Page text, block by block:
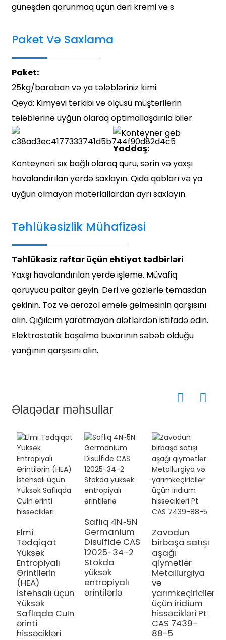
günəşdən qorunmaq üçün dəri kremi və s
Paket Və Saxlama
Paket:
25kg/baraban və ya tələbləriniz kimi.
Qeyd: Kimyəvi tərkibi və ölçüsü müştərilərin
tələblərinə uyğun olaraq optimallaşdırıla bilər
Yaddaş:
Konteyneri sıx bağlı olaraq quru, sərin və yaxşı
havalandırılan yerdə saxlayın. Qida qabları və ya
uyğun olmayan materiallardan ayrı saxlayın.
Təhlükəsizlik Mühafizəsi
Təhlükəsiz rəftar üçün ehtiyat tədbirləri
Yaxşı havalandırılan yerdə işləmə. Müvafiq
qoruyucu paltar geyin. Dəri və gözlərlə təmasdan
çəkinin. Toz və aerozol əmələ gəlməsinin qarşısını
alın. Qığılcım yaratmayan alətlərdən istifadə edin.
Elektrostatik boşalma buxarının səbəb olduğu
yanğının qarşısını alın.
Əlaqədar məhsullar
Elmi
Tədqiqat
Yüksək
Entropiyalı
Ərintilərin
(HEA)
İstehsalı üçün
Yüksək
Saflıqda CuIn
ərinti
hissəcikləri
Saflıq 4N~5N
Germanium
Disulfide CAS
12025-34-2
Stokda
yüksək
entropiyalı
ərintilərlə
Zavodun
birbaşa satışı
aşağı
qiymətlər
Metallurgiya
və
yarımkeçiricilər
üçün iridium
hissəcikləri Pt
CAS 7439-
88-5